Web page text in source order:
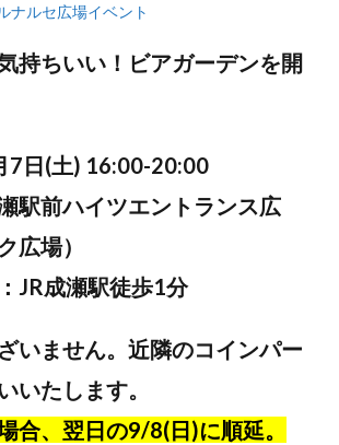
ナルセ広場イベント
持ちいい！ビアガーデンを開
7日(土) 16:00-20:00
駅前ハイツエントランス広
場）
JR成瀬駅徒歩1分
いません。近隣のコインパー
いたします。
合、翌日の9/8(日)に順延。